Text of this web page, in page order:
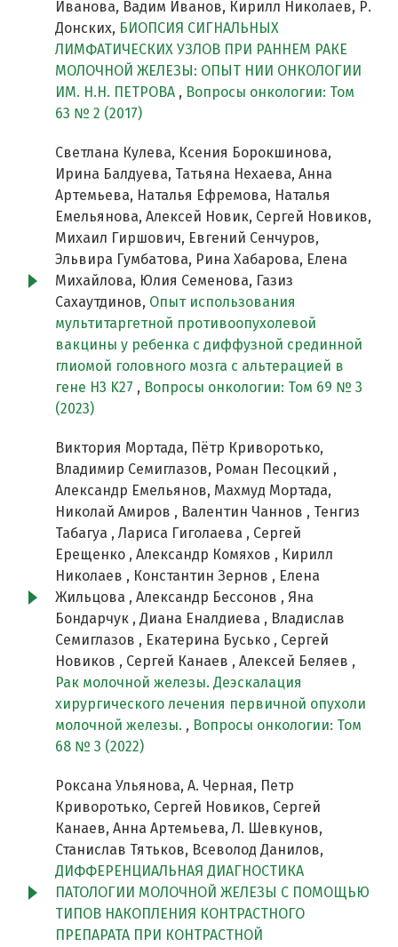
Иванова, Вадим Иванов, Кирилл Николаев, Р.
Донских, БИОПСИЯ СИГНАЛЬНЫХ
ЛИМФАТИЧЕСКИХ УЗЛОВ ПРИ РАННЕМ РАКЕ
МОЛОЧНОЙ ЖЕЛЕЗЫ: ОПЫТ НИИ ОНКОЛОГИИ
ИМ. Н.Н. ПЕТРОВА , Вопросы онкологии: Том
63 № 2 (2017)
Светлана Кулева, Ксения Борокшинова,
Ирина Балдуева, Татьяна Нехаева, Анна
Артемьева, Наталья Ефремова, Наталья
Емельянова, Алексей Новик, Сергей Новиков,
Михаил Гиршович, Евгений Сенчуров,
Эльвира Гумбатова, Рина Хабарова, Елена
Михайлова, Юлия Семенова, Газиз
Сахаутдинов, Опыт использования
мультитаргетной противоопухолевой
вакцины у ребенка с диффузной срединной
глиомой головного мозга с альтерацией в
гене H3 K27 , Вопросы онкологии: Том 69 № 3
(2023)
Виктория Мортада, Пётр Криворотько,
Владимир Семиглазов, Роман Песоцкий ,
Александр Емельянов, Махмуд Мортада,
Николай Амиров , Валентин Чаннов , Тенгиз
Табагуа , Лариса Гиголаева , Сергей
Ерещенко , Александр Комяхов , Кирилл
Николаев , Константин Зернов , Елена
Жильцова , Александр Бессонов , Яна
Бондарчук , Диана Еналдиева , Владислав
Семиглазов , Екатерина Бусько , Сергей
Новиков , Сергей Канаев , Алексей Беляев ,
Рак молочной железы. Деэскалация
хирургического лечения первичной опухоли
молочной железы. , Вопросы онкологии: Том
68 № 3 (2022)
Роксана Ульянова, А. Черная, Петр
Криворотько, Сергей Новиков, Сергей
Канаев, Анна Артемьева, Л. Шевкунов,
Станислав Тятьков, Всеволод Данилов,
ДИФФЕРЕНЦИАЛЬНАЯ ДИАГНОСТИКА
ПАТОЛОГИИ МОЛОЧНОЙ ЖЕЛЕЗЫ С ПОМОЩЬЮ
ТИПОВ НАКОПЛЕНИЯ КОНТРАСТНОГО
ПРЕПАРАТА ПРИ КОНТРАСТНОЙ